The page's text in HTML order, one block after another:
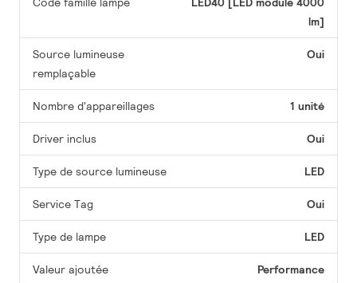
lm]
Source lumineuse
remplaçable
Oui
Nombre d'appareillages 1 unité
Driver inclus Oui
Type de source lumineuse LED
Service Tag Oui
Type de lampe LED
Valeur ajoutée Performance